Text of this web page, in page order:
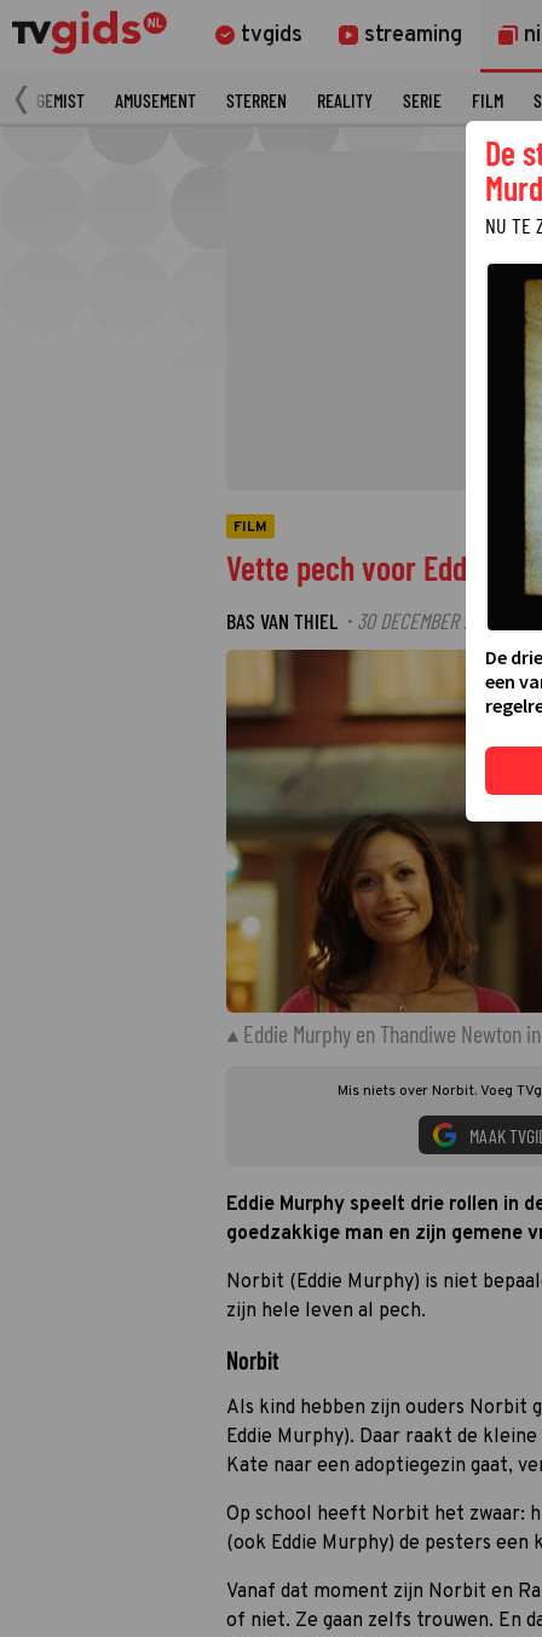
tvgids streaming
GEMIST AMUSEMENT STERREN REALITY SERIE FILM
FILM
Vette pech voor Eddy
BAS VAN THIEL · 30 DECEMBER 2025 08:15
Eddie Murphy en Thandiwe Newton
Mis niets over Norbit. Voeg
MAAK
Eddie Murphy speelt drie rollen in
goedzakkige man en zijn gemene
Norbit (Eddie Murphy) is niet
zijn hele leven al pech.
Norbit
Als kind hebben zijn ouders Norbit
Eddie Murphy). Daar raakt de
Kate naar een adoptiegezin gaat,
Op school heeft Norbit het zwaar:
(ook Eddie Murphy) de pesters een
Vanaf dat moment zijn Norbit en
of niet. Ze gaan zelfs trouwen. En
De
NU TE
De
een